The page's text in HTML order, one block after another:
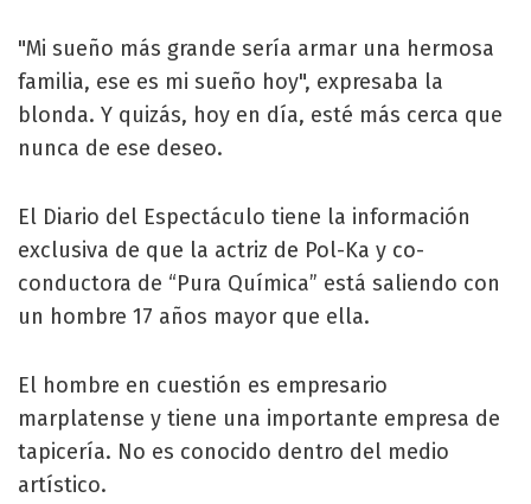
"Mi sueño más grande sería armar una hermosa
familia, ese es mi sueño hoy", expresaba la
blonda. Y quizás, hoy en día, esté más cerca que
nunca de ese deseo.
El Diario del Espectáculo tiene la información
exclusiva de que la actriz de Pol-Ka y co-
conductora de “Pura Química” está saliendo con
un hombre 17 años mayor que ella.
El hombre en cuestión es empresario
marplatense y tiene una importante empresa de
tapicería. No es conocido dentro del medio
artístico.